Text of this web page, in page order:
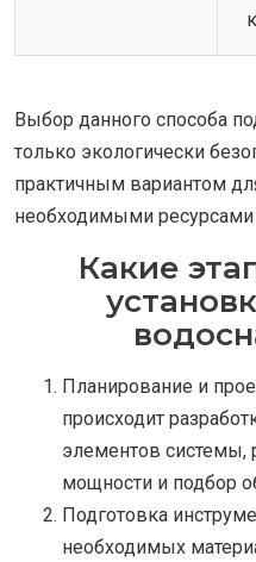
Выбор данного способа
только экологически
практичным вариантом
необходимыми ресурсами
Какие
Планирование и
происходит
элементов системы,
мощности и подбор
Подготовка
необходимых